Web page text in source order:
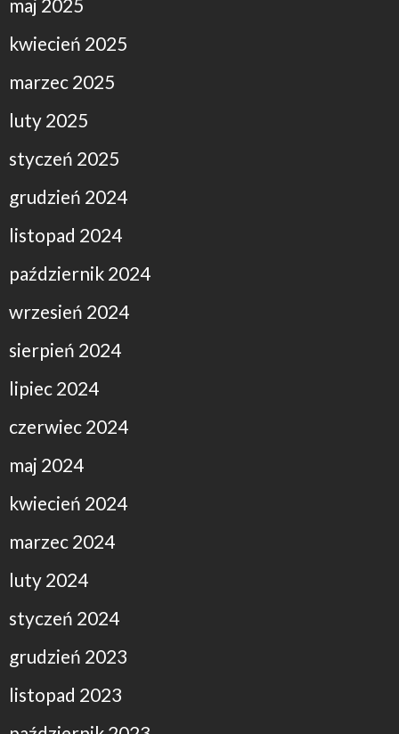
maj 2025
kwiecień 2025
marzec 2025
luty 2025
styczeń 2025
grudzień 2024
listopad 2024
październik 2024
wrzesień 2024
sierpień 2024
lipiec 2024
czerwiec 2024
maj 2024
kwiecień 2024
marzec 2024
luty 2024
styczeń 2024
grudzień 2023
listopad 2023